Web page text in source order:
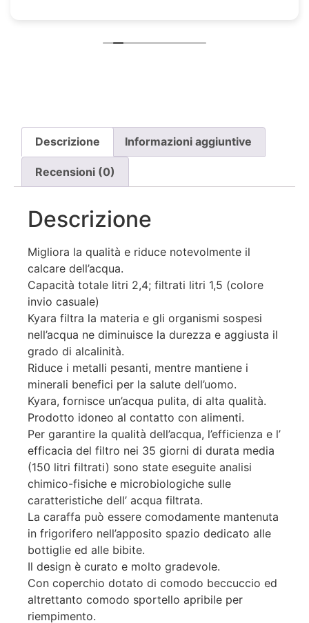
Descrizione Informazioni aggiuntive
Recensioni (0)
Descrizione
Migliora la qualità e riduce notevolmente il
calcare dell’acqua.
Capacità totale litri 2,4; filtrati litri 1,5 (colore
invio casuale)
Kyara filtra la materia e gli organismi sospesi
nell’acqua ne diminuisce la durezza e aggiusta il
grado di alcalinità.
Riduce i metalli pesanti, mentre mantiene i
minerali benefici per la salute dell’uomo.
Kyara, fornisce un’acqua pulita, di alta qualità.
Prodotto idoneo al contatto con alimenti.
Per garantire la qualità dell’acqua, l’efficienza e l’
efficacia del filtro nei 35 giorni di durata media
(150 litri filtrati) sono state eseguite analisi
chimico-fisiche e microbiologiche sulle
caratteristiche dell’ acqua filtrata.
La caraffa può essere comodamente mantenuta
in frigorifero nell’apposito spazio dedicato alle
bottiglie ed alle bibite.
Il design è curato e molto gradevole.
Con coperchio dotato di comodo beccuccio ed
altrettanto comodo sportello apribile per
riempimento.